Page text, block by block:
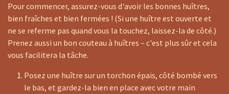
Pour commencer, assurez-vous d'avoir les bonnes huîtres,
bien fraîches et bien fermées ! (Si une huître est ouverte et
ne se referme pas quand vous la touchez, laissez-la de côté.)
Prenez aussi un bon couteau à huîtres – c'est plus sûr et cela
vous facilitera la tâche.
Posez une huître sur un torchon épais, côté bombé vers
le bas, et gardez-la bien en place avec votre main